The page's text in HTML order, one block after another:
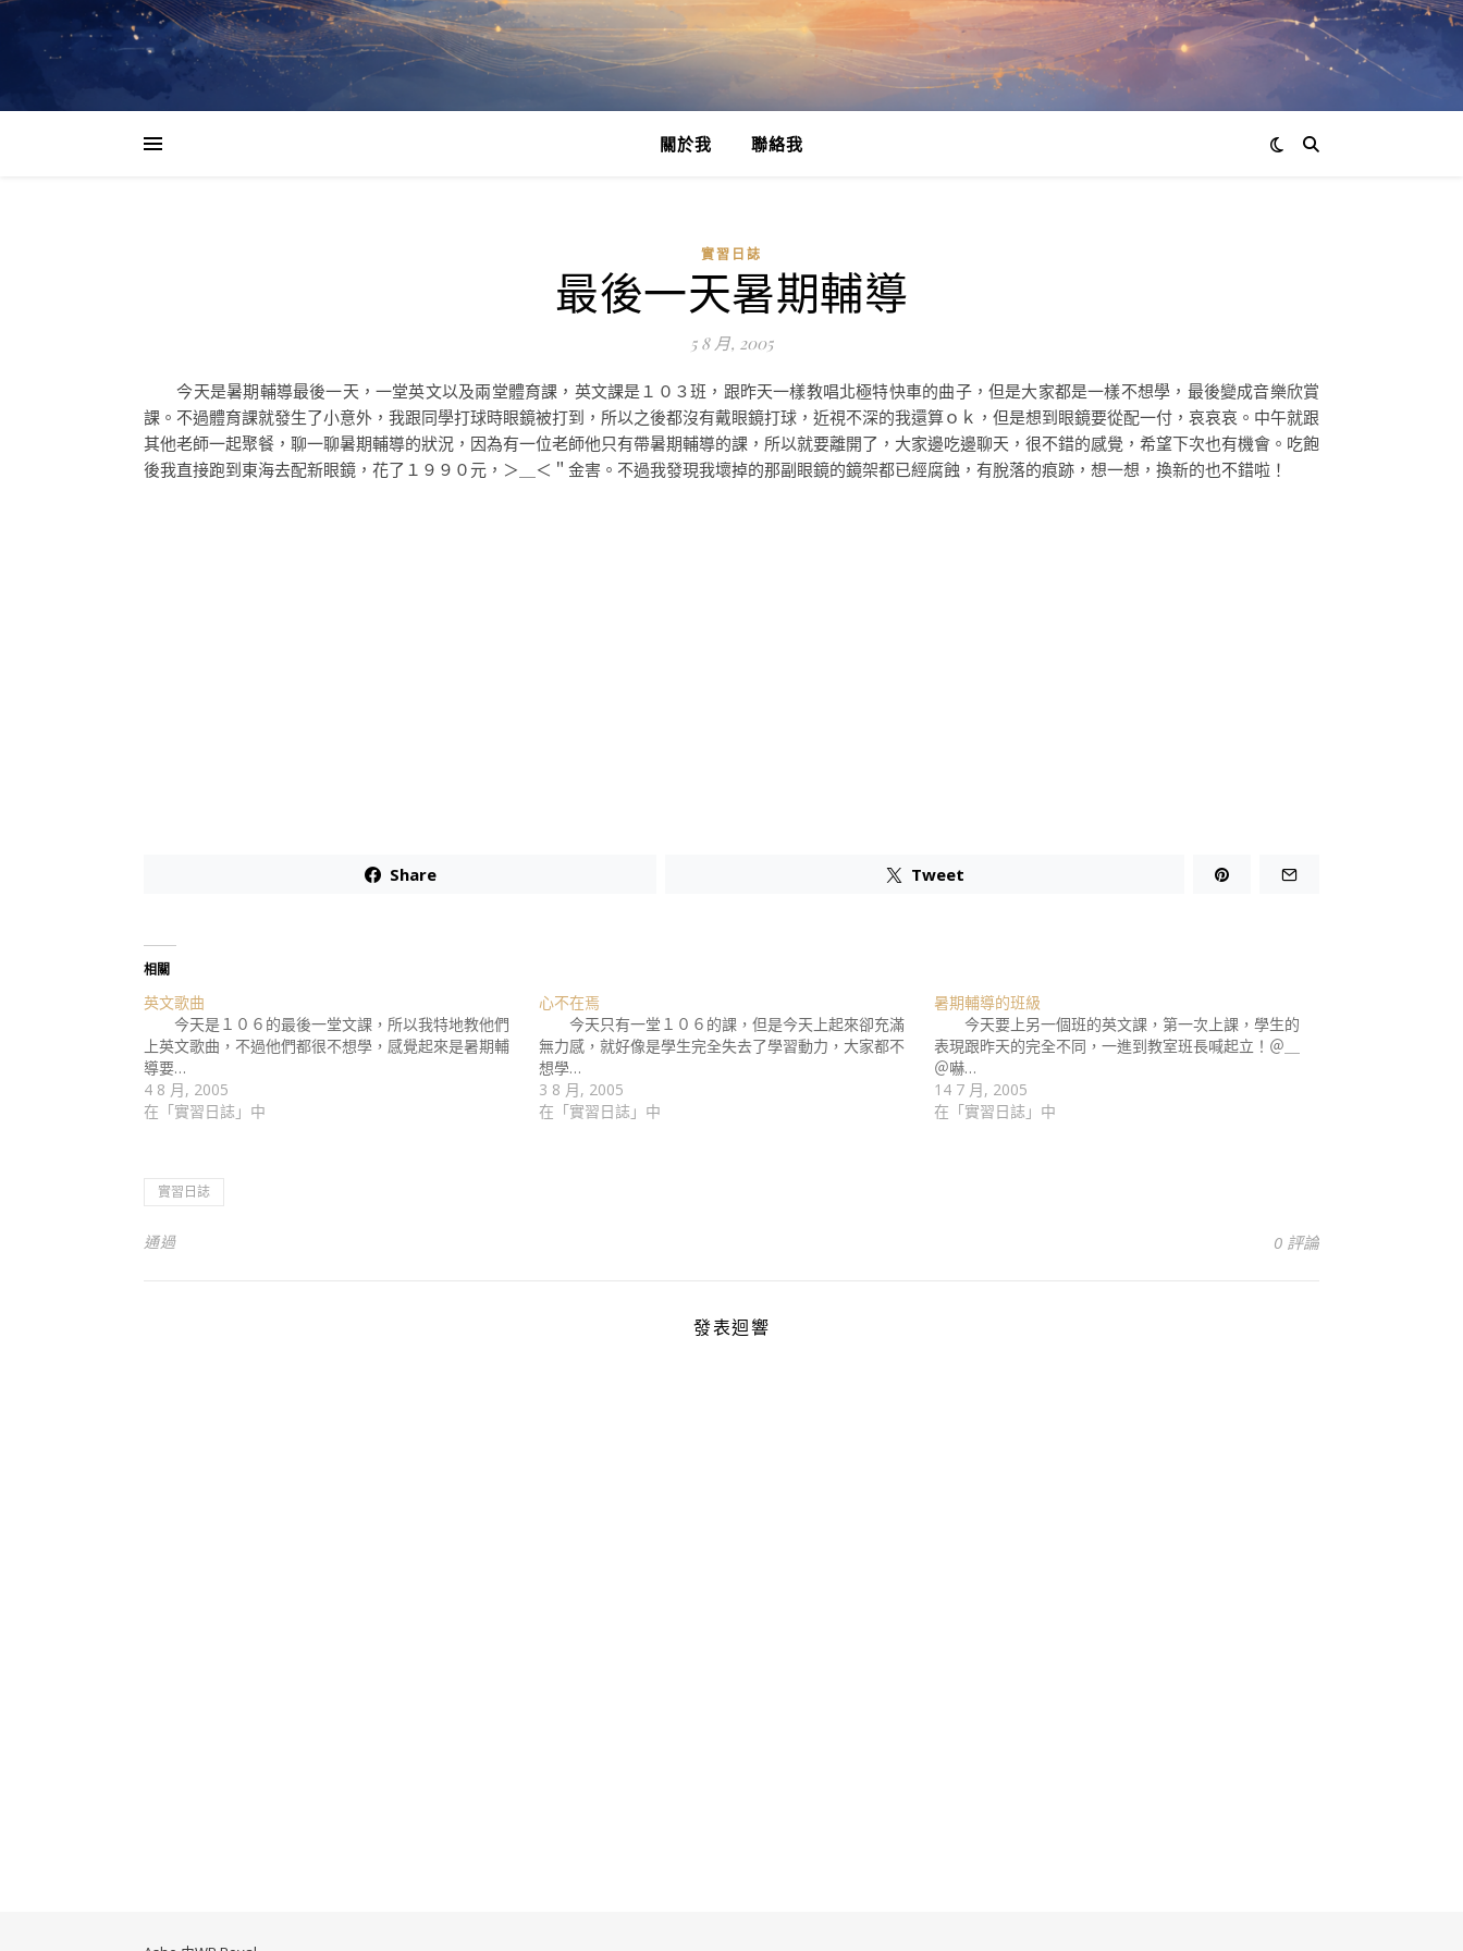
關於我 聯絡我
實習日誌
最後一天暑期輔導
5 8 月, 2005
今天是暑期輔導最後一天，一堂英文以及兩堂體育課，英文課是１０３班，跟昨天一樣教唱北極特快車的曲子，但是大家都是一樣不想學，最後變成音樂欣賞
課。不過體育課就發生了小意外，我跟同學打球時眼鏡被打到，所以之後都沒有戴眼鏡打球，近視不深的我還算ｏｋ，但是想到眼鏡要從配一付，哀哀哀。中午就跟
其他老師一起聚餐，聊一聊暑期輔導的狀況，因為有一位老師他只有帶暑期輔導的課，所以就要離開了，大家邊吃邊聊天，很不錯的感覺，希望下次也有機會。吃飽
後我直接跑到東海去配新眼鏡，花了１９９０元，＞＿＜＂金害。不過我發現我壞掉的那副眼鏡的鏡架都已經腐蝕，有脫落的痕跡，想一想，換新的也不錯啦！
Share Tweet
相關
英文歌曲
今天是１０６的最後一堂文課，所以我特地教他們
上英文歌曲，不過他們都很不想學，感覺起來是暑期輔
導要…
4 8 月, 2005
在「實習日誌」中
心不在焉
今天只有一堂１０６的課，但是今天上起來卻充滿
無力感，就好像是學生完全失去了學習動力，大家都不
想學…
3 8 月, 2005
在「實習日誌」中
暑期輔導的班級
今天要上另一個班的英文課，第一次上課，學生的
表現跟昨天的完全不同，一進到教室班長喊起立！＠＿
＠嚇…
14 7 月, 2005
在「實習日誌」中
實習日誌
通過 0 評論
發表迴響